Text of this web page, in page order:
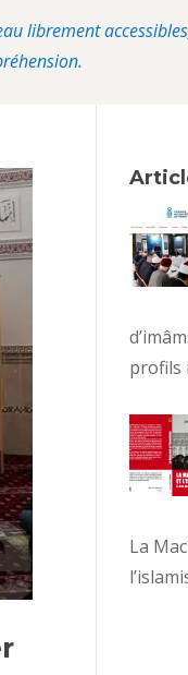
librement
profils
La